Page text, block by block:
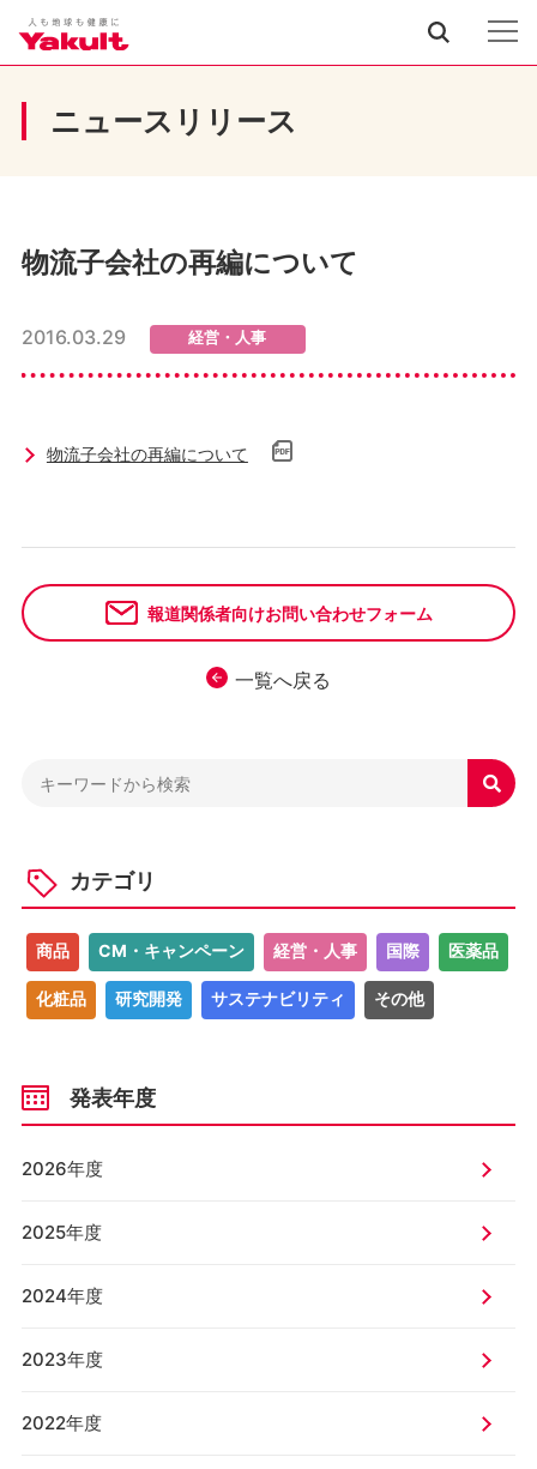
ニュースリリース
物流子会社の再編について
2016.03.29 経営・人事
物流子会社の再編について
一覧へ戻る
報道関係者向けお問い合わせフォーム

カテゴリ
商品 CM・キャンペーン 経営・人事 国際 医薬品
化粧品 研究開発 サステナビリティ その他
発表年度
2026年度
2025年度
2024年度
2023年度
2022年度